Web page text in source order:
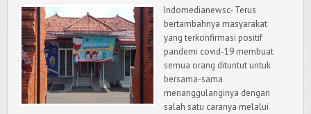
Indomedianewsc- Terus
bertambahnya masyarakat
yang terkonfirmasi positif
pandemi covid-19 membuat
semua orang dituntut untuk
bersama-sama
menanggulanginya dengan
salah satu caranya melalui